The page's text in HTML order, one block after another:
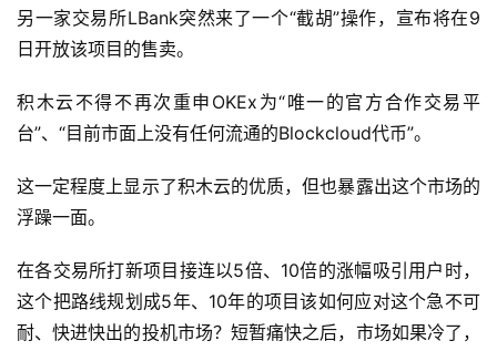
另一家交易所LBank突然来了一个“截胡”操作，宣布将在9
日开放该项目的售卖。
积木云不得不再次重申OKEx为“唯一的官方合作交易平
台”、“目前市面上没有任何流通的Blockcloud代币”。
这一定程度上显示了积木云的优质，但也暴露出这个市场的
浮躁一面。
在各交易所打新项目接连以5倍、10倍的涨幅吸引用户时，
这个把路线规划成5年、10年的项目该如何应对这个急不可
耐、快进快出的投机市场？短暂痛快之后，市场如果冷了，